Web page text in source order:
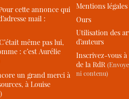
cette annonce qui
mail :
même pas lui,
: c’est Aurélie
un grand merci à
à Louise
Mentions légales
Ours
Utilisation des
d’auteurs
Inscrivez-vous
de la RdR
ni contenu)